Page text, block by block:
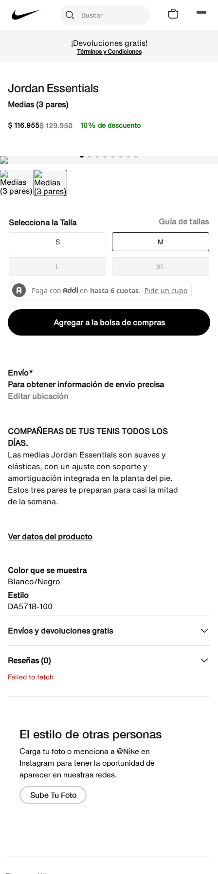
¡Devoluciones gratis!
Términos y Condiciones
Jordan Essentials
Medias (3 pares)
$129.950
$116.955 10% de descuento
Talla
S M
L XL
Guía de tallas
Agregar a la bolsa de compras
Envío*
Para obtener información de envío precisa
Editar ubicación
COMPAÑERAS DE TUS TENIS TODOS LOS
DÍAS.
Las medias Jordan Essentials son suaves y
elásticas, con un ajuste con soporte y
amortiguación integrada en la planta del pie.
Estos tres pares te preparan para casi la mitad
de la semana.
Ver datos del producto
Color que se muestra
Blanco/Negro
Estilo
DA5718-100
Envíos y devoluciones gratis
Reseñas (0)
Failed to fetch